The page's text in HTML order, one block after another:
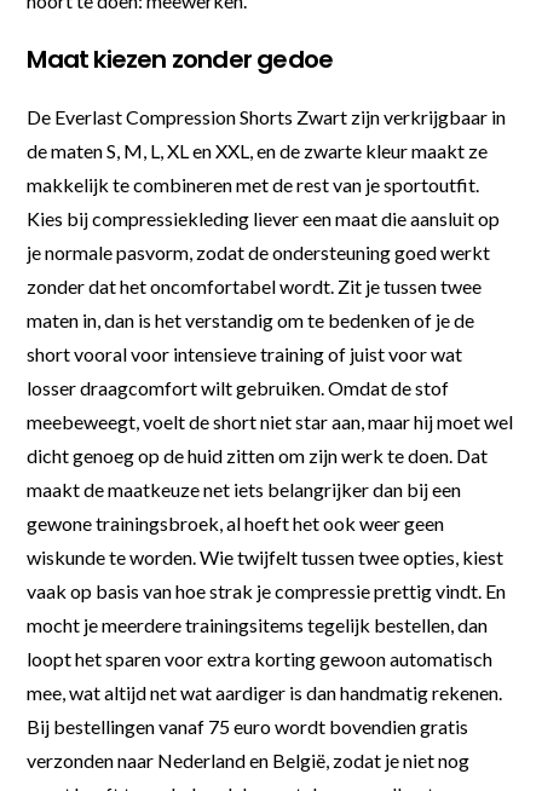
Maat kiezen zonder gedoe
De Everlast Compression Shorts Zwart zijn verkrijgbaar in
de maten S, M, L, XL en XXL, en de zwarte kleur maakt ze
makkelijk te combineren met de rest van je sportoutfit.
Kies bij compressiekleding liever een maat die aansluit op
je normale pasvorm, zodat de ondersteuning goed werkt
zonder dat het oncomfortabel wordt. Zit je tussen twee
maten in, dan is het verstandig om te bedenken of je de
short vooral voor intensieve training of juist voor wat
losser draagcomfort wilt gebruiken. Omdat de stof
meebeweegt, voelt de short niet star aan, maar hij moet wel
dicht genoeg op de huid zitten om zijn werk te doen. Dat
maakt de maatkeuze net iets belangrijker dan bij een
gewone trainingsbroek, al hoeft het ook weer geen
wiskunde te worden. Wie twijfelt tussen twee opties, kiest
vaak op basis van hoe strak je compressie prettig vindt. En
mocht je meerdere trainingsitems tegelijk bestellen, dan
loopt het sparen voor extra korting gewoon automatisch
mee, wat altijd net wat aardiger is dan handmatig rekenen.
Bij bestellingen vanaf 75 euro wordt bovendien gratis
verzonden naar Nederland en België, zodat je niet nog